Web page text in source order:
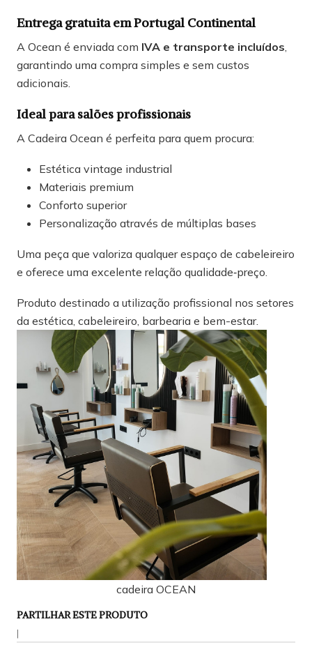
Entrega gratuita em Portugal Continental
A Ocean é enviada com IVA e transporte incluídos,
garantindo uma compra simples e sem custos
adicionais.
Ideal para salões profissionais
A Cadeira Ocean é perfeita para quem procura:
Estética vintage industrial
Materiais premium
Conforto superior
Personalização através de múltiplas bases
Uma peça que valoriza qualquer espaço de cabeleireiro
e oferece uma excelente relação qualidade‑preço.
Produto destinado a utilização profissional nos setores
da estética, cabeleireiro, barbearia e bem-estar.
cadeira OCEAN
PARTILHAR ESTE PRODUTO
|